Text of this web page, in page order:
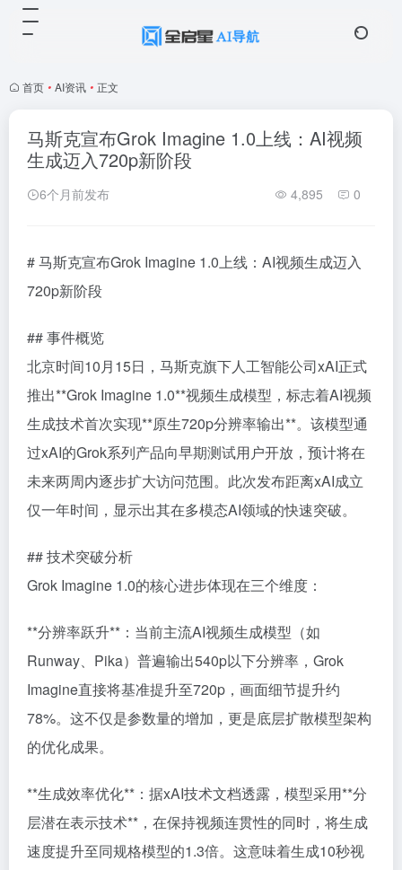
首页 • AI资讯 • 正文
马斯克宣布Grok Imagine 1.0上线：AI视频
生成迈入720p新阶段
6个月前发布 4,895 0
# 马斯克宣布Grok Imagine 1.0上线：AI视频生成迈入
720p新阶段
## 事件概览
北京时间10月15日，马斯克旗下人工智能公司xAI正式
推出**Grok Imagine 1.0**视频生成模型，标志着AI视频
生成技术首次实现**原生720p分辨率输出**。该模型通
过xAI的Grok系列产品向早期测试用户开放，预计将在
未来两周内逐步扩大访问范围。此次发布距离xAI成立
仅一年时间，显示出其在多模态AI领域的快速突破。
## 技术突破分析
Grok Imagine 1.0的核心进步体现在三个维度：
**分辨率跃升**：当前主流AI视频生成模型（如
Runway、Pika）普遍输出540p以下分辨率，Grok
Imagine直接将基准提升至720p，画面细节提升约
78%。这不仅是参数量的增加，更是底层扩散模型架构
的优化成果。
**生成效率优化**：据xAI技术文档透露，模型采用**分
层潜在表示技术**，在保持视频连贯性的同时，将生成
速度提升至同规格模型的1.3倍。这意味着生成10秒视